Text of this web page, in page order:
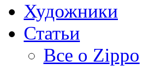
Художники
Статьи
Все о Zippo